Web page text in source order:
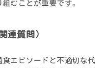
むことが重要です。
連質問）
エピソードと不適切な代